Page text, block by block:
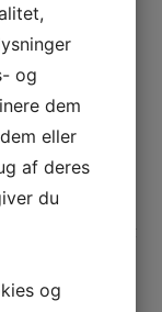
natur, hvor du
bungee
grund af
har landet
og
dem
eller
af deres
du
og